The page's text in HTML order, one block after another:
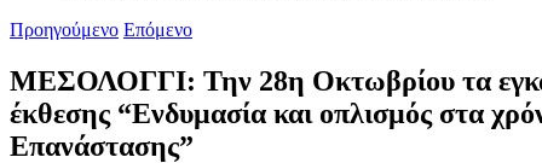
Προηγούμενο Επόμενο
ΜΕΣΟΛΟΓΓΙ: Την 28η Οκτωβρίου τα
έκθεσης “Ενδυμασία και οπλισμός στα
Επανάστασης”